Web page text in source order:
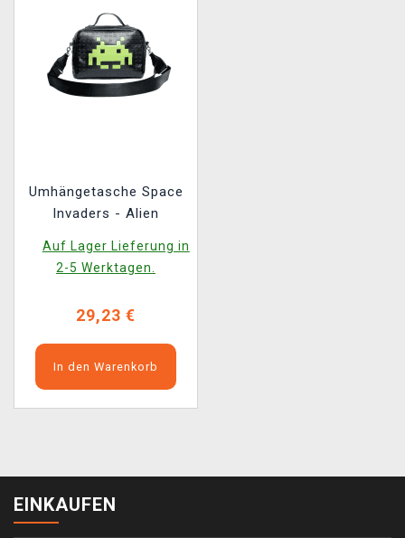
Umhängetasche Space
Invaders - Alien
Auf Lager Lieferung in
2-5 Werktagen.
29,23 €
In den Warenkorb
EINKAUFEN